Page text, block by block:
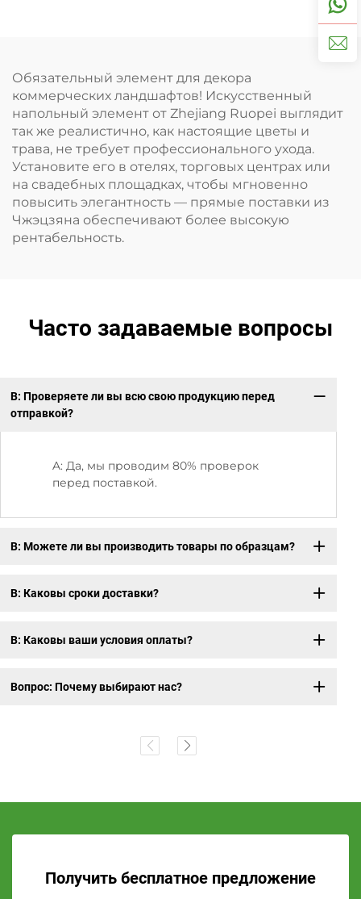
Обязательный элемент для декора
коммерческих ландшафтов! Искусственный
напольный элемент от Zhejiang Ruopei выглядит
так же реалистично, как настоящие цветы и
трава, не требует профессионального ухода.
Установите его в отелях, торговых центрах или
на свадебных площадках, чтобы мгновенно
повысить элегантность — прямые поставки из
Чжэцзяна обеспечивают более высокую
рентабельность.
Часто задаваемые вопросы
В: Проверяете ли вы всю свою продукцию перед
отправкой?
A: Да, мы проводим 80% проверок
перед поставкой.
В: Можете ли вы производить товары по образцам?
В: Каковы сроки доставки?
В: Каковы ваши условия оплаты?
Вопрос: Почему выбирают нас?
Получить бесплатное предложение